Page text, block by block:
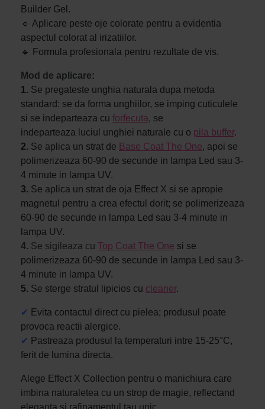
Builder Gel.
🔹 Aplicare peste oje colorate pentru a evidentia
aspectul colorat al irizatiilor.
🔹 Formula profesionala pentru rezultate de vis.
Mod de aplicare:
1. Se pregateste unghia naturala dupa metoda
standard: se da forma unghiilor, se imping cuticulele
si se indeparteaza cu forfecuta, se
indeparteaza luciul unghiei naturale cu o pila buffer.
2. Se aplica un strat de Base Coat The One, apoi se
polimerizeaza 60-90 de secunde in lampa Led sau 3-
4 minute in lampa UV.
3. Se aplica un strat de oja Effect X si se apropie
magnetul pentru a crea efectul dorit; se polimerizeaza
60-90 de secunde in lampa Led sau 3-4 minute in
lampa UV.
4. Se sigileaza cu Top Coat The One si se
polimerizeaza 60-90 de secunde in lampa Led sau 3-
4 minute in lampa UV.
5. Se sterge stratul lipicios cu cleaner.
✔ Evita contactul direct cu pielea; produsul poate
provoca reactii alergice.
✔ Pastreaza produsul la temperaturi intre 15-25°C,
ferit de lumina directa.
Alege Effect X Collection pentru o manichiura care
imbina naturaletea cu un strop de magie, reflectand